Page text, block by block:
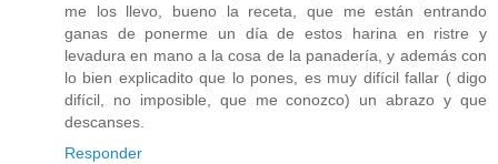
me los llevo, bueno la receta, que me están entrando
ganas de ponerme un día de estos harina en ristre y
levadura en mano a la cosa de la panadería, y además con
lo bien explicadito que lo pones, es muy difícil fallar ( digo
difícil, no imposible, que me conozco) un abrazo y que
descanses.
Responder